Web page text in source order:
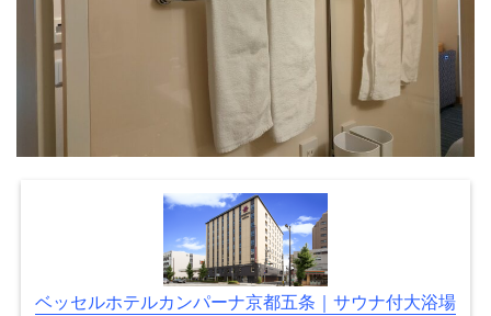
ベッセルホテルカンパーナ京都五条｜サウナ付大浴場